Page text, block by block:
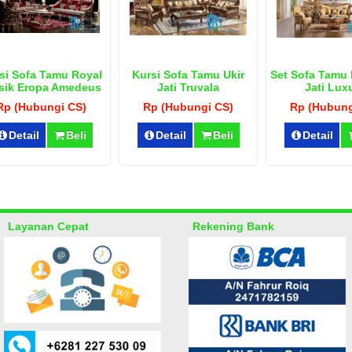
Sofa Tamu Royal
Eropa Amedeus
(Hubungi CS)
Detail Beli
Kursi Sofa Tamu Ukir
Jati Truvala
Rp (Hubungi CS)
Detail Beli
Set Sofa Tamu
Jati
Rp
Detail
Layanan Cepat Rekening Bank